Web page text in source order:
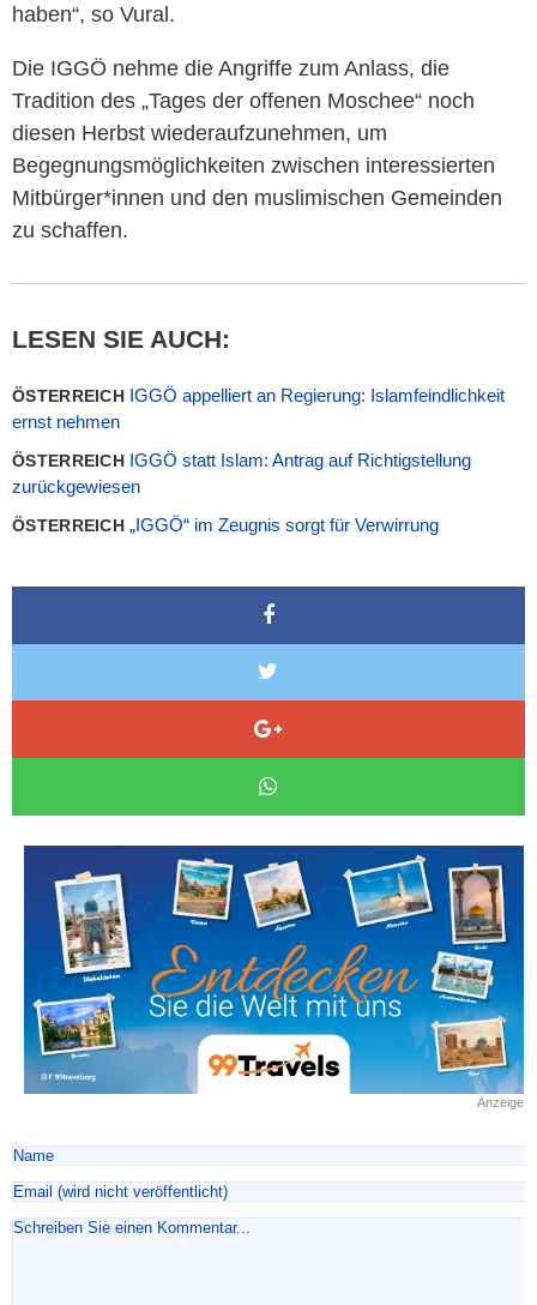
haben“, so Vural.
Die IGGÖ nehme die Angriffe zum Anlass, die
Tradition des „Tages der offenen Moschee“ noch
diesen Herbst wiederaufzunehmen, um
Begegnungsmöglichkeiten zwischen interessierten
Mitbürger*innen und den muslimischen Gemeinden
zu schaffen.
LESEN SIE AUCH:
ÖSTERREICH IGGÖ appelliert an Regierung: Islamfeindlichkeit
ernst nehmen
ÖSTERREICH IGGÖ statt Islam: Antrag auf Richtigstellung
zurückgewiesen
ÖSTERREICH„IGGÖ“ im Zeugnis sorgt für Verwirrung
Anzeige